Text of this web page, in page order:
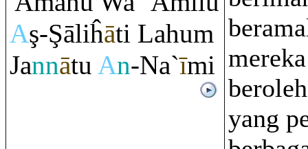
Aş-Şāliĥāti Lahum
Jannātu An-Na`īmi
yang